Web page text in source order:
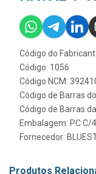
Código do
Código: 1056
Código NCM:
Código de Barras
Código de Barras
Embalagem: PC C/
Fornecedor:
Produtos